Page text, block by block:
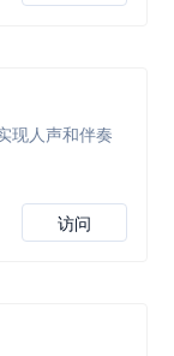
现人声和伴奏
访问